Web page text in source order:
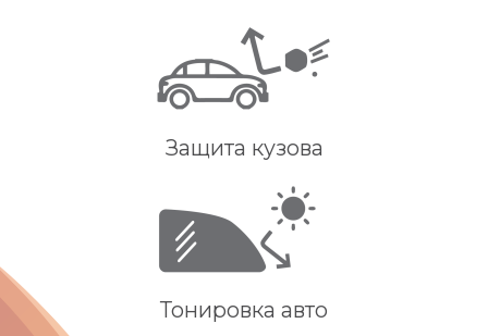
Защита кузова
Тонировка авто